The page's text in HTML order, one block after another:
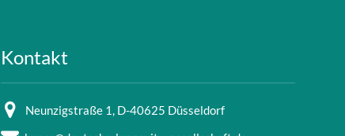
Kontakt
Neunzigstraße 1, D-40625 Düsseldorf